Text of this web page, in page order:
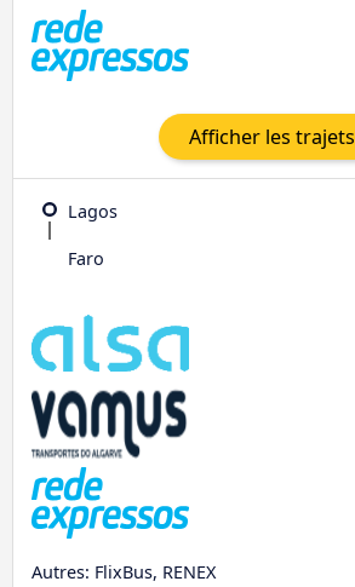
Afficher les trajets
Lagos
Faro
Autres: FlixBus, RENEX